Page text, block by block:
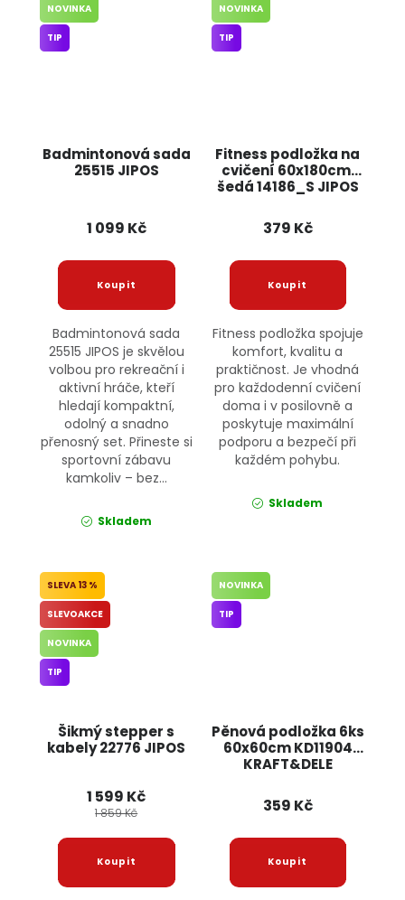
Badmintonová sada
25515 JIPOS
NOVINKA
TIP
1 099 Kč
Badmintonová sada
25515 JIPOS je skvělou
volbou pro rekreační i
aktivní hráče, kteří
hledají kompaktní,
odolný a snadno
přenosný set. Přineste si
sportovní zábavu
kamkoliv – bez...
Skladem
Fitness podložka na
cvičení 60x180cm,
šedá 14186_S JIPOS
NOVINKA
TIP
379 Kč
Fitness podložka spojuje
komfort, kvalitu a
praktičnost. Je vhodná
pro každodenní cvičení
doma i v posilovně a
poskytuje maximální
podporu a bezpečí při
každém pohybu.
Skladem
Šikmý stepper s
kabely 22776 JIPOS
13 %
SLEVOAKCE
NOVINKA
TIP
1 599 Kč
1 859 Kč
Pěnová podložka 6ks
60x60cm KD11904
KRAFT&DELE
NOVINKA
TIP
359 Kč